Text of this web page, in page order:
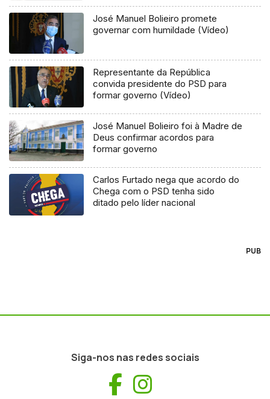
José Manuel Bolieiro promete
governar com humildade (Vídeo)
Representante da República
convida presidente do PSD para
formar governo (Vídeo)
José Manuel Bolieiro foi à Madre de
Deus confirmar acordos para
formar governo
Carlos Furtado nega que acordo do
Chega com o PSD tenha sido
ditado pelo líder nacional
PUB
Siga-nos nas redes sociais
Facebook